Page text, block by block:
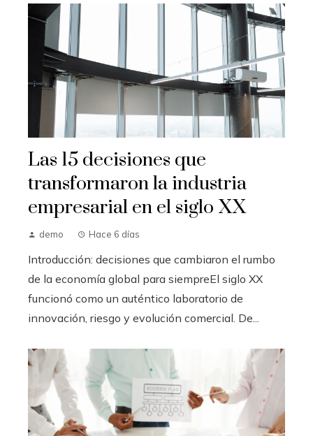
Las 15 decisiones que
transformaron la industria
empresarial en el siglo XX
demo Hace 6 días
Introducción: decisiones que cambiaron el rumbo
de la economía global para siempreEl siglo XX
funcionó como un auténtico laboratorio de
innovación, riesgo y evolución comercial. De...